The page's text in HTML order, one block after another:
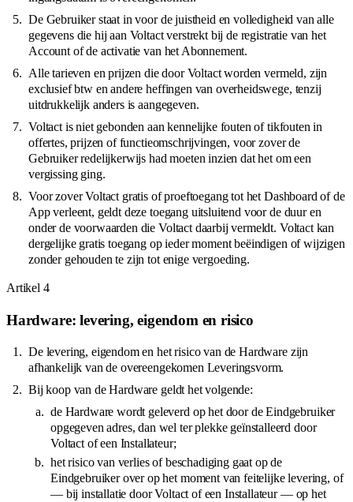
De Gebruiker staat in voor de juistheid en volledigheid van alle
gegevens die hij aan Voltact verstrekt bij de registratie van het
Account of de activatie van het Abonnement.
Alle tarieven en prijzen die door Voltact worden vermeld, zijn
exclusief btw en andere heffingen van overheidswege, tenzij
uitdrukkelijk anders is aangegeven.
Voltact is niet gebonden aan kennelijke fouten of tikfouten in
offertes, prijzen of functieomschrijvingen, voor zover de
Gebruiker redelijkerwijs had moeten inzien dat het om een
vergissing ging.
Voor zover Voltact gratis of proeftoegang tot het Dashboard of de
App verleent, geldt deze toegang uitsluitend voor de duur en
onder de voorwaarden die Voltact daarbij vermeldt. Voltact kan
dergelijke gratis toegang op ieder moment beëindigen of wijzigen
zonder gehouden te zijn tot enige vergoeding.
Artikel 4
Hardware: levering, eigendom en risico
De levering, eigendom en het risico van de Hardware zijn
afhankelijk van de overeengekomen Leveringsvorm.
Bij koop van de Hardware geldt het volgende:
de Hardware wordt geleverd op het door de Eindgebruiker
opgegeven adres, dan wel ter plekke geïnstalleerd door
Voltact of een Installateur;
het risico van verlies of beschadiging gaat op de
Eindgebruiker over op het moment van feitelijke levering, of
— bij installatie door Voltact of een Installateur — op het